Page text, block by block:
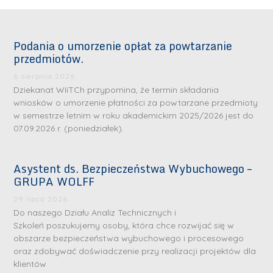
Podania o umorzenie opłat za powtarzanie
przedmiotów.
6 sierpnia 2026
Dziekanat WIiTCh przypomina, że termin składania
wniosków o umorzenie płatności za powtarzane przedmioty
w semestrze letnim w roku akademickim 2025/2026 jest do
07.09.2026 r. (poniedziałek).
Asystent ds. Bezpieczeństwa Wybuchowego –
GRUPA WOLFF
29 lipca 2026
Do naszego Działu Analiz Technicznych i
Szkoleń poszukujemy osoby, która chce rozwijać się w
obszarze bezpieczeństwa wybuchowego i procesowego
oraz zdobywać doświadczenie przy realizacji projektów dla
klientów